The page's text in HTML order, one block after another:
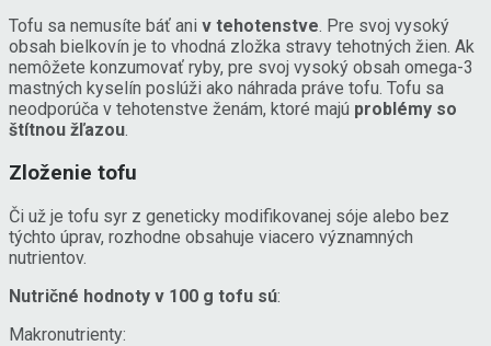
Tofu sa nemusíte báť ani v tehotenstve. Pre svoj vysoký
obsah bielkovín je to vhodná zložka stravy tehotných žien. Ak
nemôžete konzumovať ryby, pre svoj vysoký obsah omega-3
mastných kyselín poslúži ako náhrada práve tofu. Tofu sa
neodporúča v tehotenstve ženám, ktoré majú problémy so
štítnou žľazou.
Zloženie tofu
Či už je tofu syr z geneticky modifikovanej sóje alebo bez
týchto úprav, rozhodne obsahuje viacero významných
nutrientov.
Nutričné hodnoty v 100 g tofu sú:
Makronutrienty: